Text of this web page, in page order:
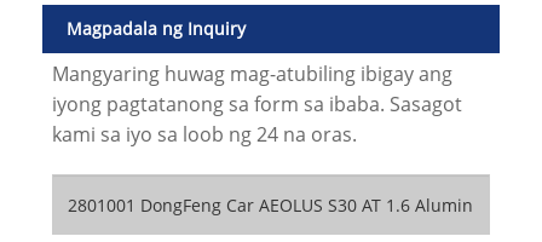
Magpadala ng Inquiry
Mangyaring huwag mag-atubiling ibigay ang
iyong pagtatanong sa form sa ibaba. Sasagot
kami sa iyo sa loob ng 24 na oras.